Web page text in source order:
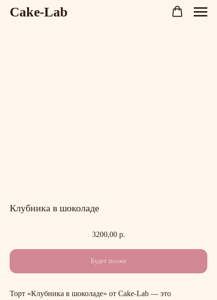
Cake-Lab
Клубника в шоколаде
3200,00 р.
Торт «Клубника в шоколаде» от Cake-Lab — это